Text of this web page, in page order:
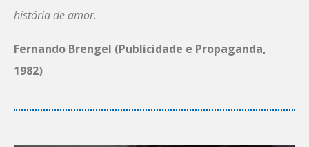
história de amor.
Fernando Brengel (Publicidade e Propaganda,
1982)